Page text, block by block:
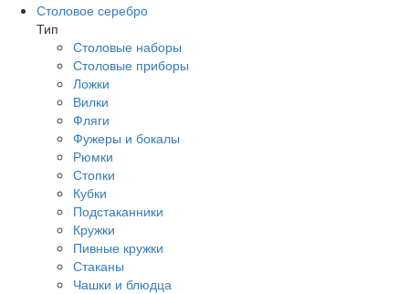
Столовое серебро
Тип
Столовые наборы
Столовые приборы
Ложки
Вилки
Фляги
Фужеры и бокалы
Рюмки
Стопки
Кубки
Подстаканники
Кружки
Пивные кружки
Стаканы
Чашки и блюдца